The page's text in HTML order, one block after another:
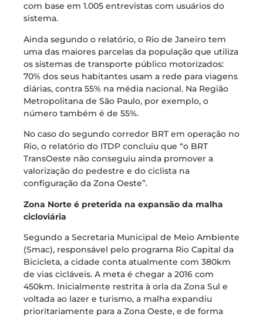
com base em 1.005 entrevistas com usuários do
sistema.
Ainda segundo o relatório, o Rio de Janeiro tem
uma das maiores parcelas da população que utiliza
os sistemas de transporte público motorizados:
70% dos seus habitantes usam a rede para viagens
diárias, contra 55% na média nacional. Na Região
Metropolitana de São Paulo, por exemplo, o
número também é de 55%.
No caso do segundo corredor BRT em operação no
Rio, o relatório do ITDP concluiu que “o BRT
TransOeste não conseguiu ainda promover a
valorização do pedestre e do ciclista na
configuração da Zona Oeste”.
Zona Norte é preterida na expansão da malha
cicloviária
Segundo a Secretaria Municipal de Meio Ambiente
(Smac), responsável pelo programa Rio Capital da
Bicicleta, a cidade conta atualmente com 380km
de vias cicláveis. A meta é chegar a 2016 com
450km. Inicialmente restrita à orla da Zona Sul e
voltada ao lazer e turismo, a malha expandiu
prioritariamente para a Zona Oeste, e de forma